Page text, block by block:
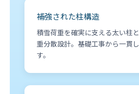
補強された柱構造
積雪荷重を確実に支える太い柱
重分散設計。基礎工事から一貫
す。